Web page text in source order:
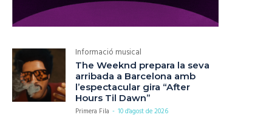
Informació musical
The Weeknd prepara la seva
arribada a Barcelona amb
l’espectacular gira “After
Hours Til Dawn”
Primera Fila - 10 d'agost de 2026